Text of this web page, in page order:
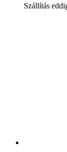
Szállítás